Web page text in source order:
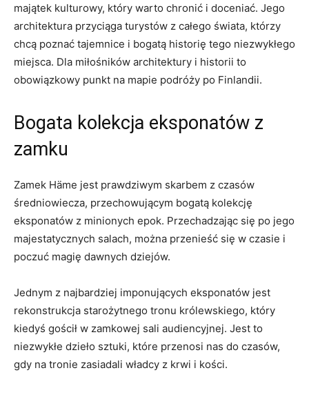
majątek ⁣kulturowy, który warto chronić i doceniać. Jego
architektura przyciąga turystów z ‌całego świata, którzy
chcą poznać tajemnice i bogatą historię tego niezwykłego
miejsca. Dla miłośników architektury i historii ⁢to
obowiązkowy punkt‍ na ​mapie‌ podróży po Finlandii.
Bogata ⁢kolekcja ‌eksponatów‌ z
zamku
Zamek⁣ Häme jest​ prawdziwym ⁣skarbem z czasów
średniowiecza, przechowującym bogatą kolekcję
eksponatów z minionych epok. Przechadzając‌ się ‍po jego
majestatycznych salach, można przenieść się w czasie i
poczuć ⁣magię‌ dawnych dziejów.
Jednym z⁣ najbardziej ⁢imponujących⁣ eksponatów jest
‌rekonstrukcja starożytnego tronu królewskiego, który​
kiedyś gościł⁢ w​ zamkowej sali audiencyjnej. Jest to
niezwykłe dzieło ‍sztuki, ⁤które​ przenosi nas do czasów,
gdy na tronie​ zasiadali władcy z krwi‍ i kości.